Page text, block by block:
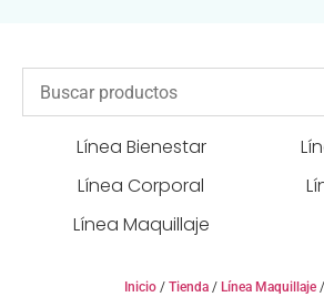
Línea Bienestar
Línea Corporal
Línea Maquillaje
Inicio/ Tienda/ Línea Maquillaje/